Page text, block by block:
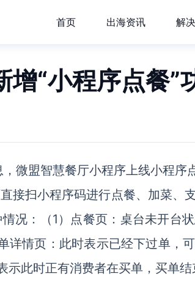
首页 出海资讯 解
增“小程序点餐”
微盟智慧餐厅小程序上线小程序
接扫小程序码进行点餐、加菜、
况：（1）点餐页：桌台未开台
详情页：此时表示已经下过单，
此时正有消费者在买单，买单结